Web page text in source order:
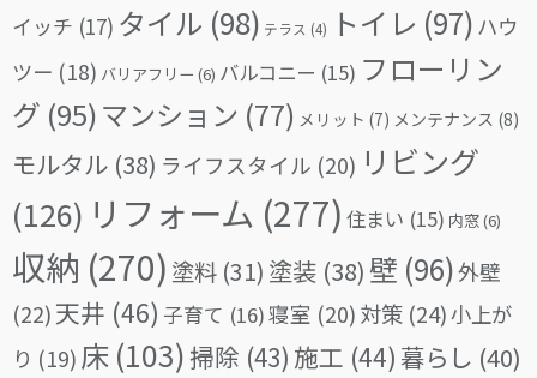
イッチ (17) タイル (98) テラス (4) トイレ (97) ハウ
ツー (18) バリアフリー (6) バルコニー (15) フローリン
グ (95)マンション (77) メリット (7) メンテナンス (8)
モルタル (38) ライフスタイル (20) リビング
(126) リフォーム (277) 住まい (15) 内窓(6)
収納 (270) 塗料 (31) 塗装 (38) 壁 (96)外壁
(22)天井 (46) 子育て (16)寝室 (20) 対策 (24)小上が
り (19) 床 (103)掃除 (43) 施工 (44) 暮らし (40)